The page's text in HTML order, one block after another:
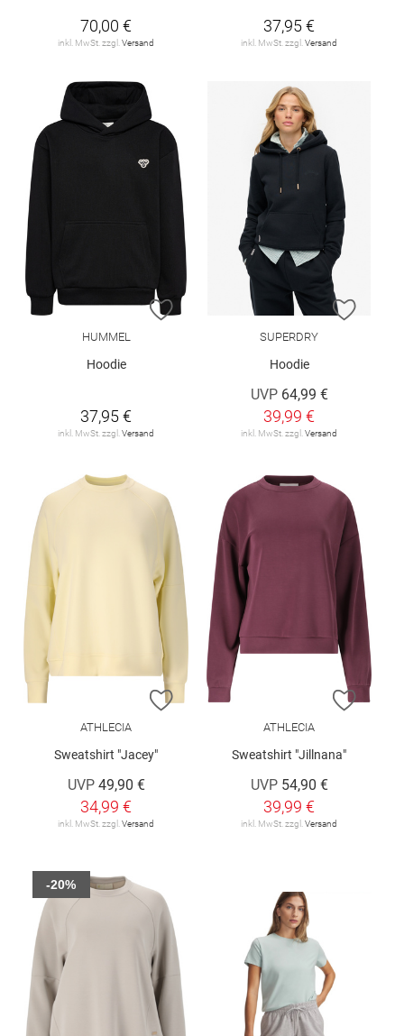
70,00 €
inkl. MwSt. zzgl. Versand
37,95 €
inkl. MwSt. zzgl. Versand
ZUR WUNSCHLISTE HINZUFÜGEN
HUMMEL
Hoodie
37,95 €
inkl. MwSt. zzgl. Versand
ZUR
SUPERDRY
Hoodie
UVP 64,99 €
39,99 €
inkl. MwSt. zzgl. Versand
ZUR WUNSCHLISTE HINZUFÜGEN
ATHLECIA
Sweatshirt "Jacey"
UVP 49,90 €
34,99 €
inkl. MwSt. zzgl. Versand
ZUR
ATHLECIA
Sweatshirt "Jillnana"
UVP 54,90 €
39,99 €
inkl. MwSt. zzgl. Versand
-20%